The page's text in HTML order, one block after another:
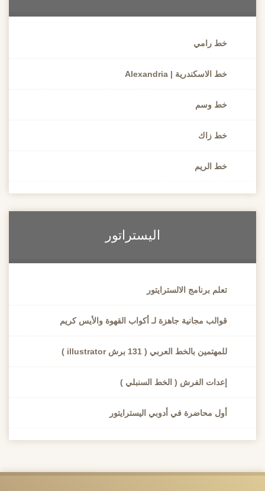
خط رامي
خط الاسكندرية | Alexandria
خط وسم
خط زاك
خط الريم
اليستراتور
تعلم برنامج الالسترايتور
قوالب مجانية جاهزة لـ أكواب القهوة والأيس كريم
للمهتمين بالخط العربي ( 131 برش illustrator )
إعدات الفرش ( الخط السنبلي )
أول محاضرة في أدوبي اليسترايتور